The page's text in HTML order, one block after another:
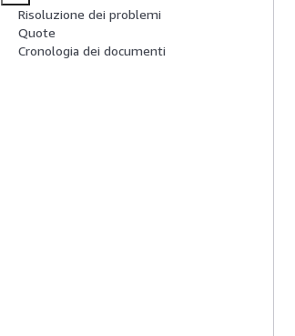
Risoluzione dei problemi
Quote
Cronologia dei documenti